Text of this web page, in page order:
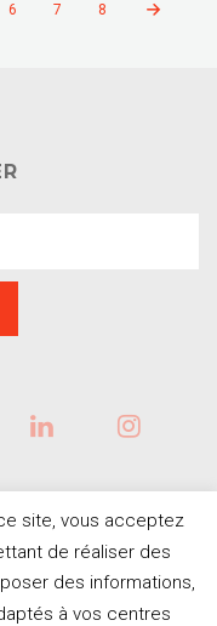
6 7 8
D'AIDE ?
site, vous acceptez
de réaliser des
des informations,
à vos centres